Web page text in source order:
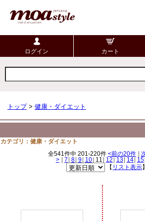
ログイン カート
トップ> 健康・ダイエット
カテゴリ：健康・ダイエット
全541件中 201-220件 <前の20件
>
7 8 9 10 11 12 13 14 15
【 リスト表示】